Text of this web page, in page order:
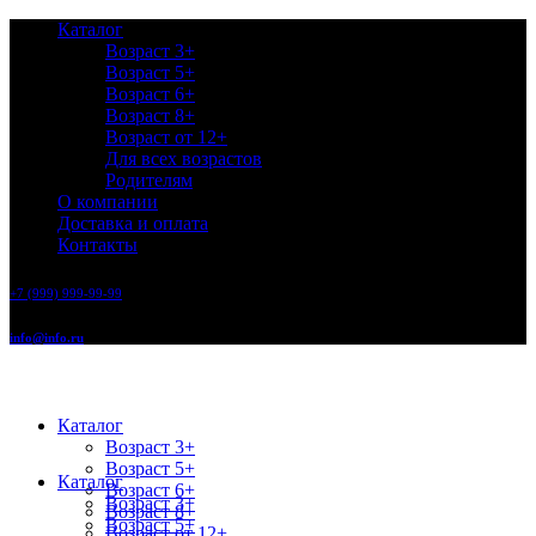
Каталог
Возраст 3+
Возраст 5+
Возраст 6+
Возраст 8+
Возраст от 12+
Для всех возрастов
Родителям
О компании
Доставка и оплата
Контакты
+7 (999) 999-99-99
info@info.ru
Каталог
Возраст 3+
Возраст 5+
Возраст 6+
Возраст 8+
Каталог
Возраст 3+
Возраст 5+